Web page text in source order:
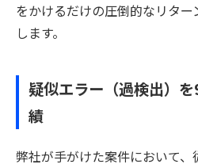
をかけるだけの圧倒的なリタ
します。
疑似エラー（過検出）
績
弊社が手がけた案件において